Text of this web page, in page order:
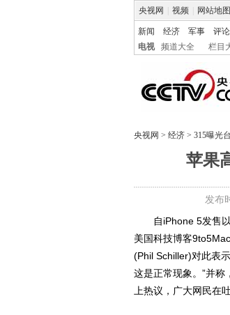
央视网 视频 网站地图
新闻 经济 军事 评论
电视
频道大全 栏目
央视网 > 经济 > 315曝光台
苹果
发布
自iPhone 5发售以
美国科技博客
(Phil Schiller)对此表
这是正常现象。”并
上热议，广大网民在